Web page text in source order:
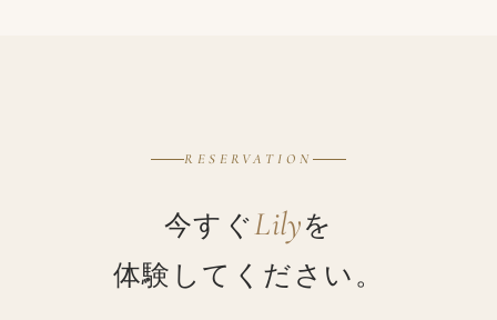
RESERVATION
今すぐLilyを
体験してください。